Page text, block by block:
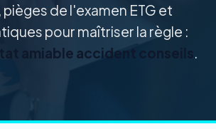
de l'examen ETG et
pour maîtriser la règle :
amiable accident conseils .